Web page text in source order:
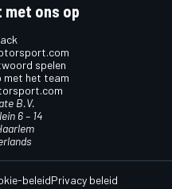
ons op
spelen
met het team
B.V.
6 – 14
beleidPrivacy beleid